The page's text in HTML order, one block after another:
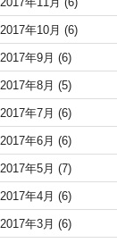
2017年10月 (6)
2017年9月 (6)
2017年8月 (5)
2017年7月 (6)
2017年6月 (6)
2017年5月 (7)
2017年4月 (6)
2017年3月 (6)